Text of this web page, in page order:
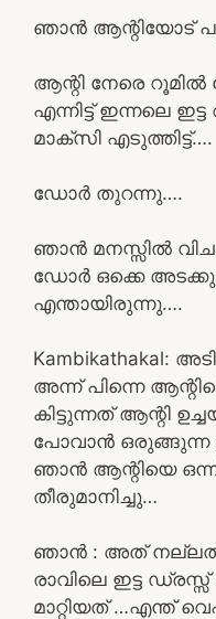
ഞാൻ ആന്റിയോട്
ആന്റി നേരെ
എന്നിട്ട് ഇന്നലെ
മാക്സി എടുത്തിട്ട്….
ഡോർ തുറന്നു….
ഞാൻ മനസ്സിൽ
ഡോർ ഒക്കെ
എന്തായിരുന്നു….
Kambikathakal:
അന്ന് പിന്നെ
കിട്ടുന്നത് ആന്റി
പോവാൻ ഒരുങ്ങുന്ന
ഞാൻ ആന്റിയെ
തീരുമാനിച്ചു…
ഞാൻ : അത്
രാവിലെ ഇട്ട
മാറ്റിയത് …എന്ത്